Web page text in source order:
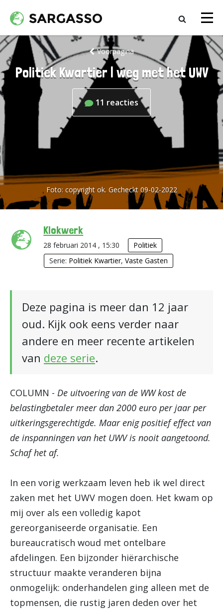
Voorpagina
Politiek Kwartier | weg met het UWV
11 reacties
Foto: copyright ok. Gecheckt 09-02-2022
Klokwerk
28 februari 2014 , 15:30
Politiek
Serie: Politiek Kwartier,Vaste Gasten
Deze pagina is meer dan 12 jaar
oud. Kijk ook eens verder naar
andere en meer recente artikelen
van deze serie.
COLUMN - De uitvoering van de WW kost de
belastingbetaler meer dan 2000 euro per jaar per
uitkeringsgerechtigde. Maar enig positief effect van
de inspanningen van het UWV is nooit aangetoond.
Schaf het af.
In een vorig werkzaam leven heb ik wel direct
zaken met het UWV mogen doen. Het kwam op
mij over als een volledig kapot
gereorganiseerde organisatie. Een
bureaucratisch woud met ontelbare
afdelingen. Een bijzonder hiërarchische
structuur maakte veranderen bijna
onmogelijk: onderhandelen ging alleen met de
topmensen, die rustig jaren deden over het